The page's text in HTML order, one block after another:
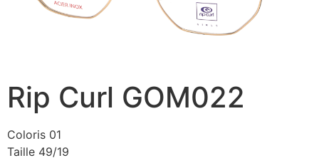
Rip Curl GOM022
Coloris 01
Taille 49/19